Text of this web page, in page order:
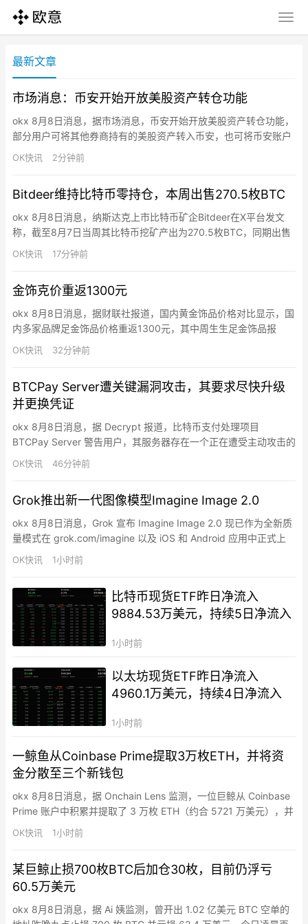
最新文章
市场消息：币安开始开放美股资产转仓功能
okx 8月8日消息，据市场消息，币安开始开放美股资产转仓功能，
部分用户可将其他券商持有的美股资产转入币安，也可将币安账户
内的美股资产转至其他券商。目前该功能已经在灰度测试中，预计
很快会全量开放。
OK快讯 2分钟前
Bitdeer维持比特币零持仓，本周出售270.5枚BTC
okx 8月8日消息，纳斯达克上市比特币矿企Bitdeer在X平台发文
称，截至8月7日当周其比特币挖矿产出为270.5枚BTC，同期出售
270.5枚BTC，净新增0枚BTC，当前仍维持比特币零持仓。
OK快讯 17分钟前
金饰克价重返1300元
okx 8月8日消息，据财联社报道，国内黄金饰品价格对比显示，国
内多家品牌足金饰品价格重返1300元，其中周生生足金饰品报
1315元/克，周大福报价1308元/克，老庙黄金报价1310元/克。
OK快讯 32分钟前
BTCPay Server遭关键漏洞攻击，其要求尽快升级
并更换凭证
okx 8月8日消息，据 Decrypt 报道，比特币支付处理项目
BTCPay Server 警告用户，其服务器存在一个正在遭受主动攻击的
严重漏洞，攻击者可能利用该漏洞获取未授权访问权限并导致资金
损失。要求管理员立即升级至 2.4.2 版本，并确认服务器页脚显示
Server，以防止进一步攻击。此…
OK快讯 46分钟前
Grok推出新一代图像模型Imagine Image 2.0
okx 8月8日消息，Grok 宣布 Imagine Image 2.0 现已作为全新质
量模式在 grok.com/imagine 以及 iOS 和 Android 应用中正式上
线。目标是打造真正可用于实际创意工作的图像生成与编辑工具。
新一代图像模型具备精准编辑、清晰文本渲染、更高的真实性以及
OK快讯 1小时前
比特币现货ETF昨日净流入
9884.53万美元，持续5日净流入
1小时前
以太坊现货ETF昨日净流入
4960.1万美元，持续4日净流入
1小时前
一鲸鱼从Coinbase Prime提取3万枚ETH，并将资
金分散至三个新钱包
okx 8月8日消息，据 Onchain Lens 监测，一位巨鲸从 Coinbase
Prime 账户中积累并提取了 3 万枚 ETH（约合 5721 万美元），并
将资金分散存放在三个新创建的钱包中。
OK快讯 1小时前
某巨鲸止损700枚BTC后加仓30枚，目前仍浮亏
60.5万美元
okx 8月8日消息，据 Ai 姨监测，曾开出 1.02 亿美元 BTC 空单的